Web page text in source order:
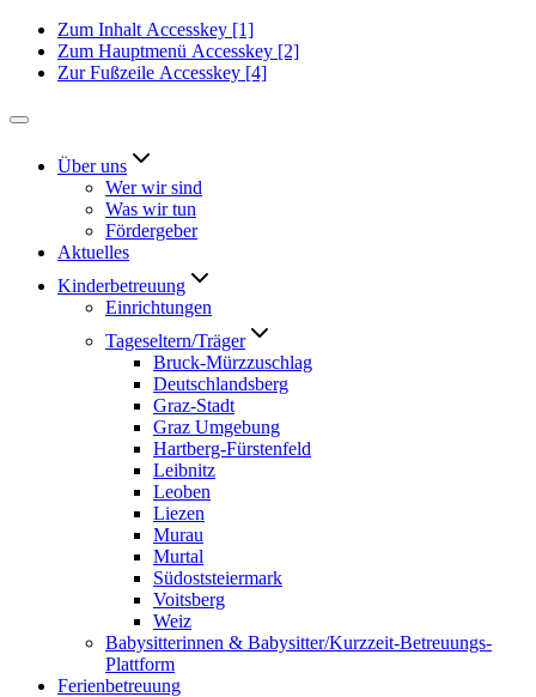
Zum Inhalt Accesskey [1]
Zum Hauptmenü Accesskey [2]
Zur Fußzeile Accesskey [4]
Über uns
Wer wir sind
Was wir tun
Fördergeber
Aktuelles
Kinderbetreuung
Einrichtungen
Tageseltern/Träger
Bruck-Mürzzuschlag
Deutschlandsberg
Graz-Stadt
Graz Umgebung
Hartberg-Fürstenfeld
Leibnitz
Leoben
Liezen
Murau
Murtal
Südoststeiermark
Voitsberg
Weiz
Babysitterinnen & Babysitter/Kurzzeit-Betreuungs-
Plattform
Ferienbetreuung